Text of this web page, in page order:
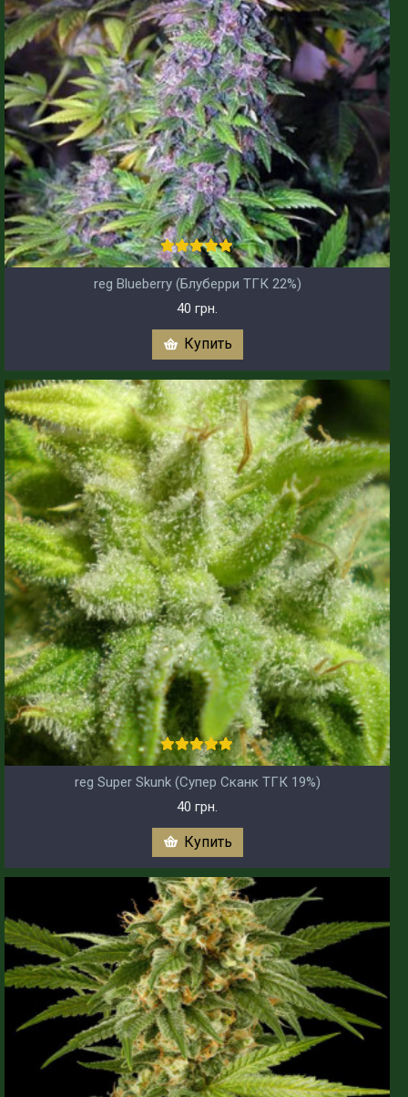
reg Blueberry (Блуберри ТГК 22%)
40 грн.
Купить
reg Super Skunk (Супер Сканк ТГК 19%)
40 грн.
Купить